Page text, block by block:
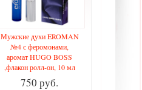
Мужские духи EROMAN
№4 с феромонами,
аромат HUGO BOSS
,флакон ролл-он, 10 мл
750 руб.